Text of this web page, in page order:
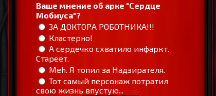
Ваше мнение об арке "Сердце
Мобиуса"?
ЗА ДОКТОРА РОБОТНИКА!!!
Кластерно!
А сердечко схватило инфаркт.
Стареет.
Meh. Я топил за Надзирателя.
Тот самый персонаж потратил
свою жизнь впустую...